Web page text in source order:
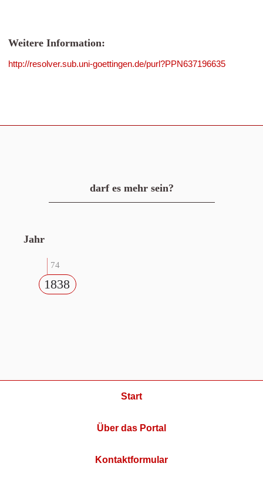
Weitere Information:
http://resolver.sub.uni-goettingen.de/purl?PPN637196635
darf es mehr sein?
Jahr
74
1838
Start
Über das Portal
Kontaktformular